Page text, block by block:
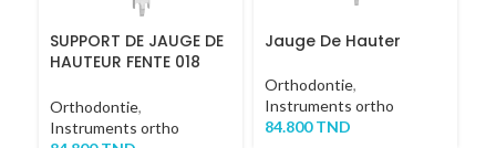
SUPPORT DE JAUGE DE
HAUTEUR FENTE 018
Orthodontie,
Instruments ortho
Jauge De Hauter
Orthodontie,
Instruments ortho
84.800TND